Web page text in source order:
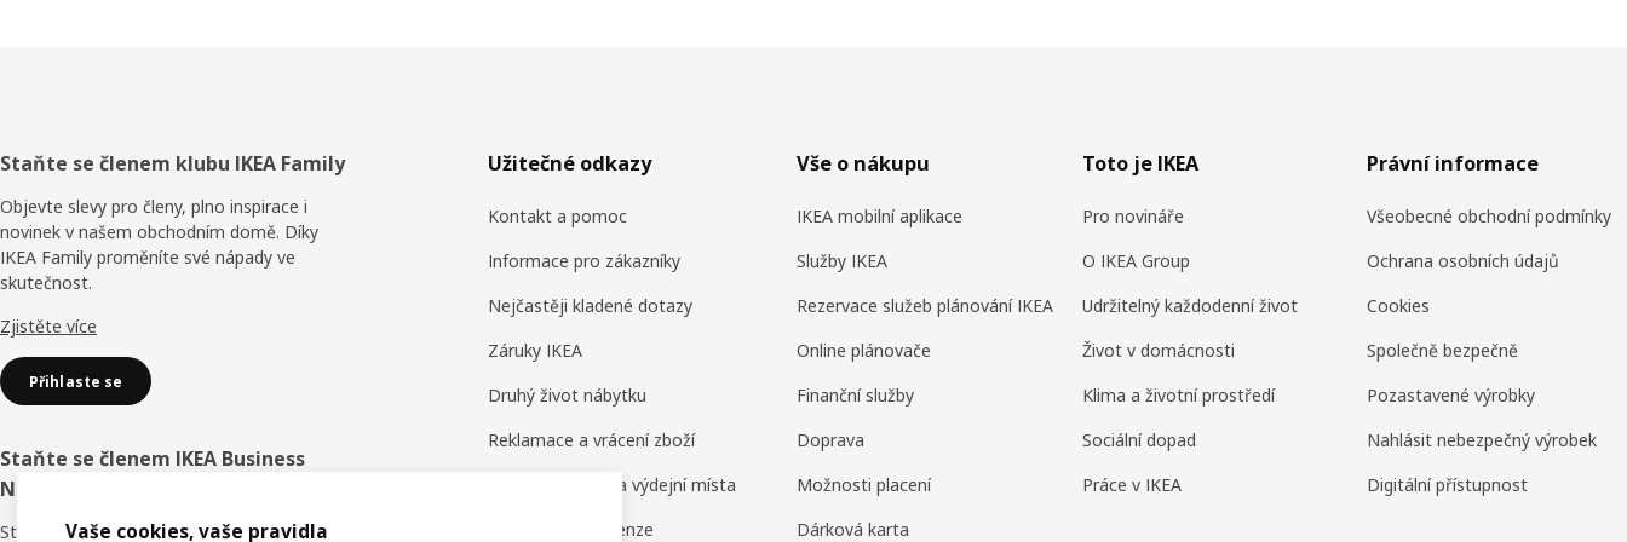
Zápatí
Staňte se členem klubu IKEA Family
Objevte slevy pro členy, plno inspirace i
novinek v našem obchodním domě. Díky
IKEA Family proměníte své nápady ve
skutečnost.
Zjistěte více
Přihlaste se
Staňte se členem IKEA Business
Network
Staňte se členem věrnostního programu a
Užitečné odkazy
Kontakt a pomoc
Informace pro zákazníky
Nejčastěji kladené dotazy
Záruky IKEA
Druhý život nábytku
Reklamace a vrácení zboží
Obchodní domy a výdejní místa
Hodnocení a recenze
Vše o nákupu
IKEA mobilní aplikace
Služby IKEA
Rezervace služeb plánování IKEA
Online plánovače
Finanční služby
Doprava
Možnosti placení
Dárková karta
Toto je IKEA
Pro novináře
O IKEA Group
Udržitelný každodenní život
Život v domácnosti
Klima a životní prostředí
Sociální dopad
Práce v IKEA
Právní informace
Všeobecné obchodní podmínky
Ochrana osobních údajů
Cookies
Společně bezpečně
Pozastavené výrobky
Nahlásit nebezpečný výrobek
Digitální přístupnost
Vaše cookies, vaše pravidla